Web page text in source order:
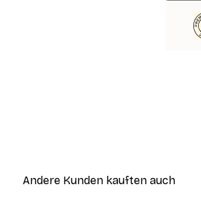
Andere Kunden kauften auch